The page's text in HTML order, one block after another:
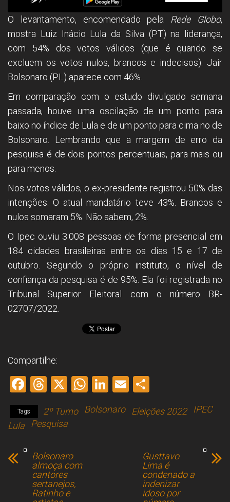
O levantamento, encomendado pela Rede Globo,
mostra Luiz Inácio Lula da Silva (PT) na liderança,
com 54% dos votos válidos (que é quando se
excluem os votos nulos, brancos e indecisos). Jair
Bolsonaro (PL) aparece com 46%.
Em comparação com o estudo divulgado semana
passada, houve uma oscilação de um ponto para
baixo no índice de Lula e de um ponto para cima no de
Bolsonaro. Lembrando que a margem de erro da
pesquisa é de dois pontos percentuais, para mais ou
para menos.
Nos votos válidos, o ex-presidente registrou 50% das
intenções. O atual mandatário teve 43%. Brancos e
nulos somaram 5%. Não sabem, 2%.
O Ipec ouviu 3.008 pessoas de forma presencial em
184 cidades brasileiras entre os dias 15 e 17 de
outubro. Segundo o próprio instituto, o nível de
confiança da pesquisa é de 95%. Ela foi registrada no
Tribunal Superior Eleitoral com o número BR-
02707/2022.
Compartilhe:
F
a
ce
b
o
ok
T
e
a
d
s
X
W
h
at
Li
e
E
ai ar
Tags 2º Turno Bolsonaro Eleições 2022
IPEC
Lula
Pesquisa
Bolsonaro
almoça com
cantores
sertanejos,
Ratinho e
Gusttavo
Lima é
condenado a
indenizar
idoso por